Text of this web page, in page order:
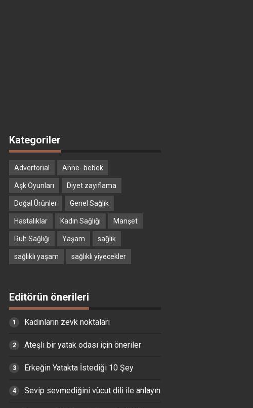
Kategoriler
Advertorial Anne- bebek
Aşk Oyunları Diyet zayıflama
Doğal Ürünler Genel Sağlık
Hastalıklar Kadın Sağlığı Manşet
Ruh Sağlığı Yaşam sağlık
sağlıklı yaşam sağlıklı yiyecekler
Editörün önerileri
Kadınların zevk noktaları
Ateşli bir yatak odası için öneriler
Erkeğin Yatakta İstediği 10 Şey
Sevip sevmediğini vücut dili ile anlayın